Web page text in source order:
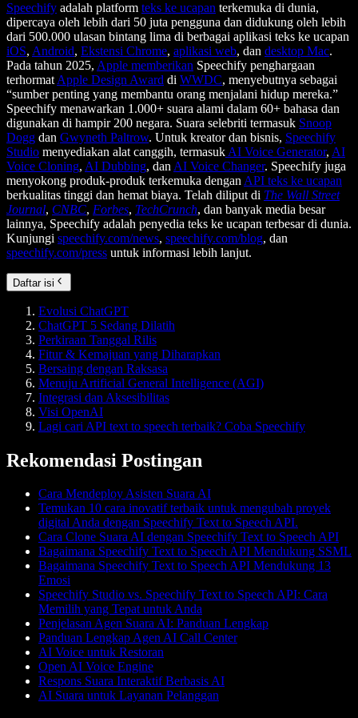
Speechify adalah platform teks ke ucapan terkemuka di dunia,
dipercaya oleh lebih dari 50 juta pengguna dan didukung oleh lebih
dari 500.000 ulasan bintang lima di berbagai aplikasi teks ke ucapan
iOS, Android, Ekstensi Chrome, aplikasi web, dan desktop Mac.
Pada tahun 2025, Apple memberikan Speechify penghargaan
terhormat Apple Design Award di WWDC, menyebutnya sebagai
“sumber penting yang membantu orang menjalani hidup mereka.”
Speechify menawarkan 1.000+ suara alami dalam 60+ bahasa dan
digunakan di hampir 200 negara. Suara selebriti termasuk Snoop
Dogg dan Gwyneth Paltrow. Untuk kreator dan bisnis, Speechify
Studio menyediakan alat canggih, termasuk AI Voice Generator, AI
Voice Cloning, AI Dubbing, dan AI Voice Changer. Speechify juga
menyokong produk-produk terkemuka dengan API teks ke ucapan
berkualitas tinggi dan hemat biaya. Telah diliput di The Wall Street
Journal, CNBC, Forbes, TechCrunch, dan banyak media besar
lainnya, Speechify adalah penyedia teks ke ucapan terbesar di dunia.
Kunjungi speechify.com/news, speechify.com/blog, dan
speechify.com/press untuk informasi lebih lanjut.
Daftar isi
Evolusi ChatGPT
ChatGPT 5 Sedang Dilatih
Perkiraan Tanggal Rilis
Fitur & Kemajuan yang Diharapkan
Bersaing dengan Raksasa
Menuju Artificial General Intelligence (AGI)
Integrasi dan Aksesibilitas
Visi OpenAI
Lagi cari API text to speech terbaik? Coba Speechify
Rekomendasi Postingan
Cara Mendeploy Asisten Suara AI
Temukan 10 cara inovatif terbaik untuk mengubah proyek
digital Anda dengan Speechify Text to Speech API.
Cara Clone Suara AI dengan Speechify Text to Speech API
Bagaimana Speechify Text to Speech API Mendukung SSML
Bagaimana Speechify Text to Speech API Mendukung 13
Emosi
Speechify Studio vs. Speechify Text to Speech API: Cara
Memilih yang Tepat untuk Anda
Penjelasan Agen Suara AI: Panduan Lengkap
Panduan Lengkap Agen AI Call Center
AI Voice untuk Restoran
Open AI Voice Engine
Respons Suara Interaktif Berbasis AI
AI Suara untuk Layanan Pelanggan